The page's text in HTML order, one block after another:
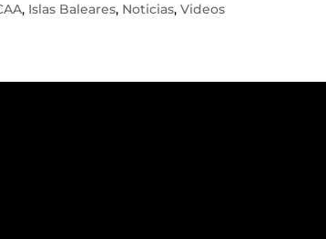
, Islas Baleares, Noticias,Videos